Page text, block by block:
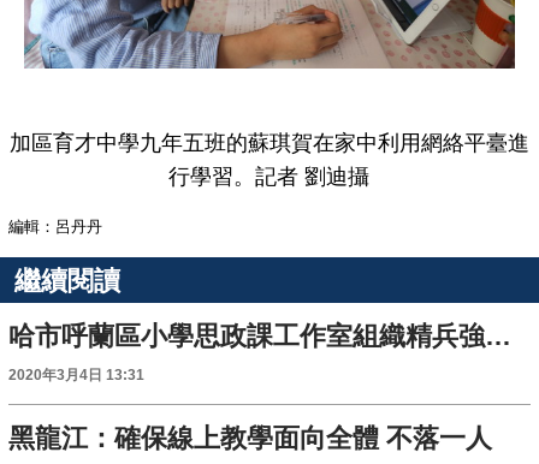
加區育才中學九年五班的蘇琪賀在家中利用網絡平臺進
行學習。記者 劉迪攝
編輯：呂丹丹
繼續閱讀
哈市呼蘭區小學思政課工作室組織精兵強將 精錄微課助力全市“空中課堂”開講
2020年3月4日 13:31
黑龍江：確保線上教學面向全體 不落一人